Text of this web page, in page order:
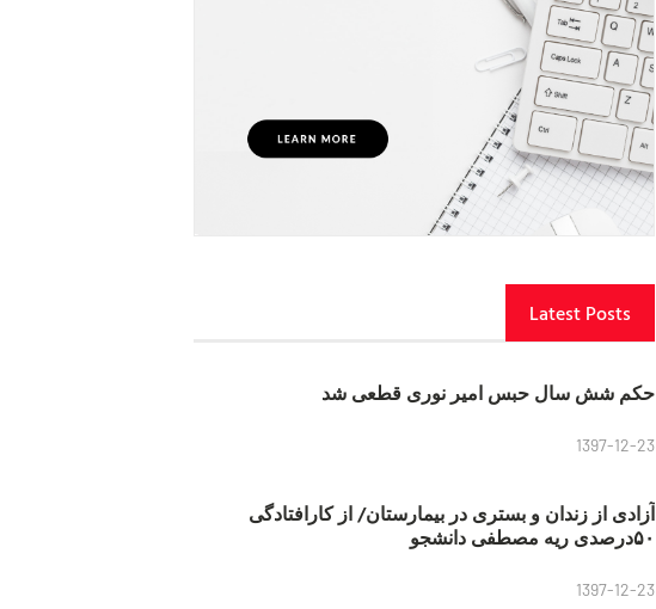
Latest Posts
حکم شش سال حبس امیر نوری قطعی شد
1397-12-23
آزادی از زندان و بستری در بیمارستان/ از کارافتادگی
۵۰درصدی ریه مصطفی دانشجو
1397-12-23